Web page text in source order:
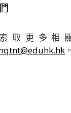
取更多相
。